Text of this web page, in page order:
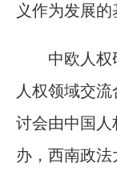
义作为发展的
中欧人权研
人权领域交
讨会由中国
办，西南政